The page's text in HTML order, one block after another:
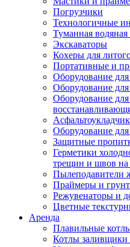
Погрузчики
Технологичные
Туманная
Экскаваторы
Кохеры для
Портативные и
Оборудование
Оборудование
Оборудование
Оборудование
Защитные
Герметики
трещин и швов на
Пылеподавители
Праймеры и
Режувенаторы и
Цветные
Аренда
Плавильные
Котлы заливщики